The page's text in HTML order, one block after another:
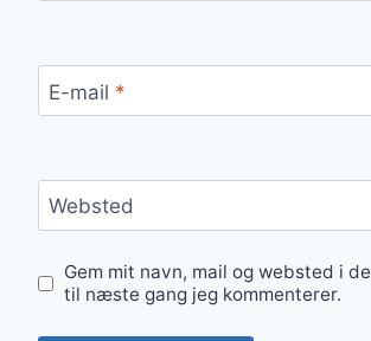
E-mail *
Websted
Gem mit navn, mail og websted i
til næste gang jeg kommenterer.